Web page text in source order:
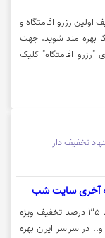
50 هزارتومان تخفیف اولین رزرو اقامتگاه و
جاجیگا بهره مند شوید. جهت
اقامتگاه" کلیک
تخفیف دار
با استفاده از لینک اختصاصی تخفیف هات میتوانید تا 35 درصد تخفیف ویژه
در سراسر ایران بهره